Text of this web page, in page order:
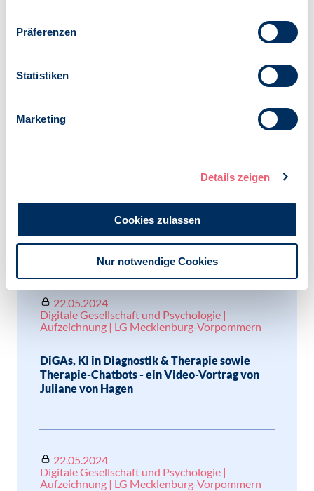
Präferenzen
Statistiken
Marketing
Details zeigen
Cookies zulassen
Nur notwendige Cookies
Vortrag als Video
Infoveranstaltung zur elektronischen
Patientenakte: ePA für alle / Der ganze
22.05.2024
Digitale Gesellschaft und Psychologie |
Aufzeichnung | LG Mecklenburg-Vorpommern
DiGAs, KI in Diagnostik & Therapie sowie
Therapie-Chatbots - ein Video-Vortrag von
Juliane von Hagen
22.05.2024
Digitale Gesellschaft und Psychologie |
Aufzeichnung | LG Mecklenburg-Vorpommern